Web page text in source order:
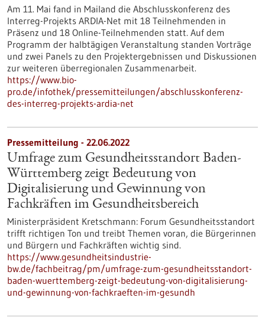
Am 11. Mai fand in Mailand die Abschlusskonferenz des
Interreg-Projekts ARDIA-Net mit 18 Teilnehmenden in
Präsenz und 18 Online-Teilnehmenden statt. Auf dem
Programm der halbtägigen Veranstaltung standen Vorträge
und zwei Panels zu den Projektergebnissen und Diskussionen
zur weiteren überregionalen Zusammenarbeit.
https://www.bio-
pro.de/infothek/pressemitteilungen/abschlusskonferenz-
des-interreg-projekts-ardia-net
Pressemitteilung - 22.06.2022
Umfrage zum Gesundheitsstandort Baden-
Württemberg zeigt Bedeutung von
Digitalisierung und Gewinnung von
Fachkräften im Gesundheitsbereich
Ministerpräsident Kretschmann: Forum Gesundheitsstandort
trifft richtigen Ton und treibt Themen voran, die Bürgerinnen
und Bürgern und Fachkräften wichtig sind.
https://www.gesundheitsindustrie-
bw.de/fachbeitrag/pm/umfrage-zum-gesundheitsstandort-
baden-wuerttemberg-zeigt-bedeutung-von-digitalisierung-
und-gewinnung-von-fachkraeften-im-gesundh